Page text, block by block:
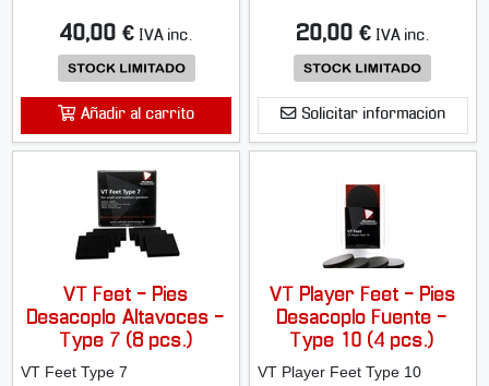
40,00 € IVA inc.
Añadir al carrito
20,00 € IVA inc.
Solicitar información
VT Feet - Pies
Desacoplo Altavoces -
Type 7 (8 pcs.)
VT Feet Type 7
VT Player Feet - Pies
Desacoplo Fuente -
Type 10 (4 pcs.)
VT Player Feet Type 10